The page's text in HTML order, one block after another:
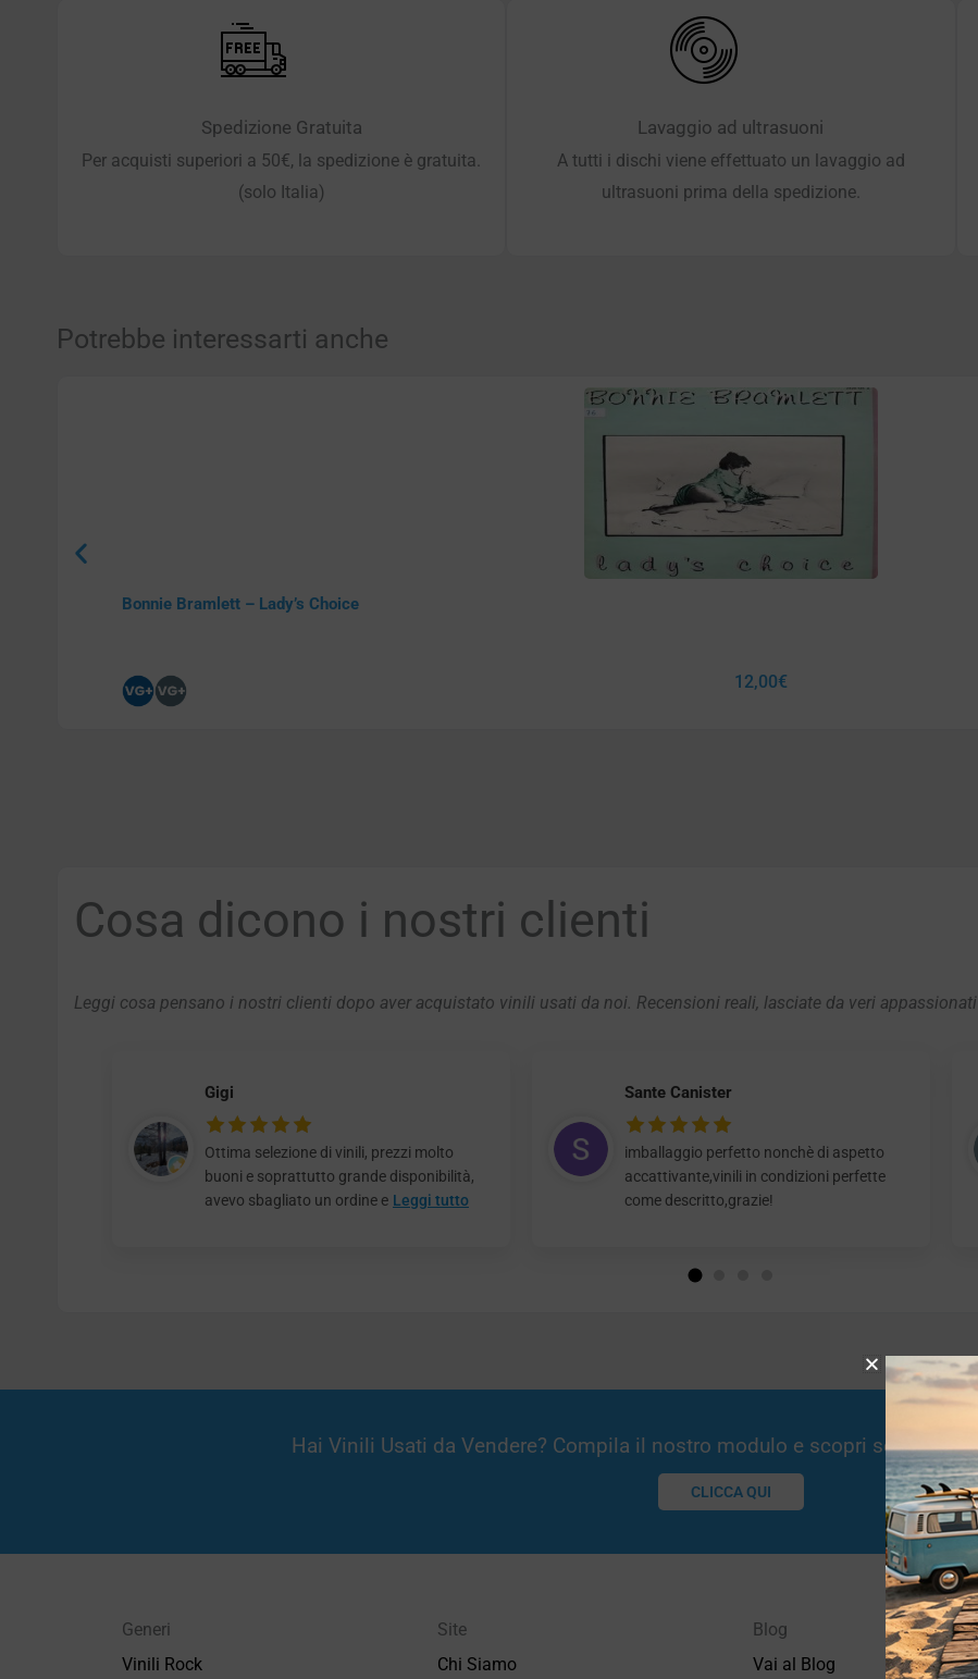
Spedizione Gratuita
Per acquisti superiori a 50€, la spedizione è gratuita.
(solo Italia)
Lavaggio ad ultrasuoni
A tutti i dischi viene effettuato un lavaggio ad
ultrasuoni prima della spedizione.
Potrebbe interessarti anche
Bonnie Bramlett – Lady’s Choice
12,00€
Cosa dicono i nostri clienti
Leggi cosa pensano i nostri clienti dopo aver acquistato vinili usati da noi. Recensioni reali, lasciate da veri
Gigi
Ottima selezione di vinili, prezzi molto
buoni e soprattutto grande disponibilità,
avevo sbagliato un ordine e Leggi tutto
Sante Canister
imballaggio perfetto nonchè di aspetto
accattivante,vinili in condizioni perfette
come descritto,grazie!
Hai Vinili Usati da Vendere? Compila il nostro modulo e scopri se
CLICCA QUI
Generi
Vinili Rock
Site
Chi Siamo
Blog
Vai al Blog